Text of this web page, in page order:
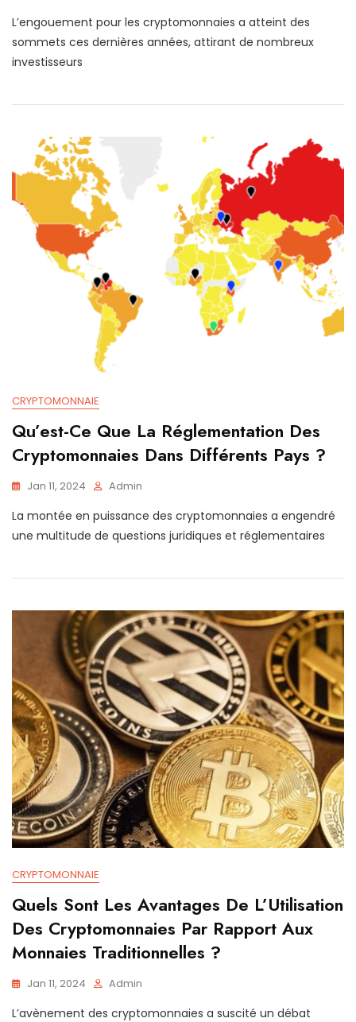
L’engouement pour les cryptomonnaies a atteint des
sommets ces dernières années, attirant de nombreux
investisseurs
CRYPTOMONNAIE
Qu’est-Ce Que La Réglementation Des
Cryptomonnaies Dans Différents Pays ?
Jan 11, 2024 Admin
La montée en puissance des cryptomonnaies a engendré
une multitude de questions juridiques et réglementaires
CRYPTOMONNAIE
Quels Sont Les Avantages De L’Utilisation
Des Cryptomonnaies Par Rapport Aux
Monnaies Traditionnelles ?
Jan 11, 2024 Admin
L’avènement des cryptomonnaies a suscité un débat